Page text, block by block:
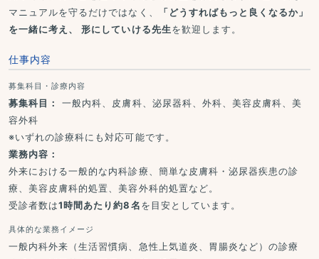
マニュアルを守るだけではなく、
「どうすればもっと良くなるか」
を一緒に考え、 形にしていける先生を歓迎します。
仕事内容
募集科目・診療内容
募集科目：
一般内科、皮膚科、泌尿器科、外科、美容皮膚科、美
容外科
※いずれの診療科にも対応可能です。
業務内容：
外来における一般的な内科診療、簡単な皮膚科・泌尿器疾患の診
療、美容皮膚科的処置、美容外科的処置など。
受診者数は1時間あたり約8名を目安としています。
具体的な業務イメージ
一般内科外来（生活習慣病、急性上気道炎、胃腸炎など）の診療